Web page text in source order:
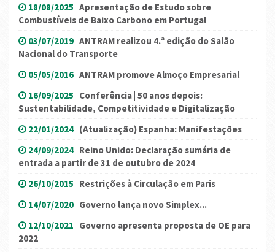
18/08/2025 Apresentação de Estudo sobre
Combustíveis de Baixo Carbono em Portugal
03/07/2019 ANTRAM realizou 4.ª edição do Salão
Nacional do Transporte
05/05/2016 ANTRAM promove Almoço Empresarial
16/09/2025 Conferência | 50 anos depois:
Sustentabilidade, Competitividade e Digitalização
22/01/2024 (Atualização) Espanha: Manifestações
24/09/2024 Reino Unido: Declaração sumária de
entrada a partir de 31 de outubro de 2024
26/10/2015 Restrições à Circulação em Paris
14/07/2020 Governo lança novo Simplex...
12/10/2021 Governo apresenta proposta de OE para
2022